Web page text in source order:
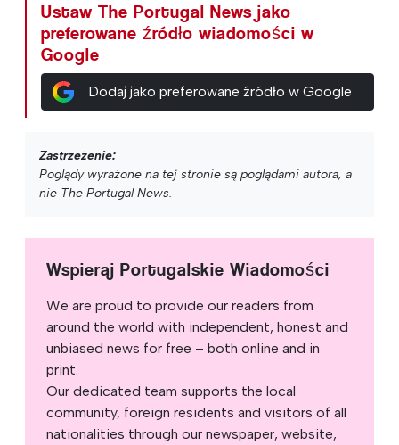
Ustaw The Portugal News jako
preferowane źródło wiadomości w
Google
Dodaj jako preferowane źródło w Google
Zastrzeżenie:
Poglądy wyrażone na tej stronie są poglądami autora, a
nie The Portugal News.
Wspieraj Portugalskie Wiadomości
We are proud to provide our readers from
around the world with independent, honest and
unbiased news for free – both online and in
print.
Our dedicated team supports the local
community, foreign residents and visitors of all
nationalities through our newspaper, website,